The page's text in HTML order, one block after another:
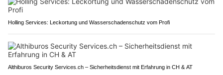
Holling Services: Leckortung und Wasserschadenschutz vom Profi
Althiburos Security Services.ch – Sicherheitsdienst mit Erfahrung in CH & AT